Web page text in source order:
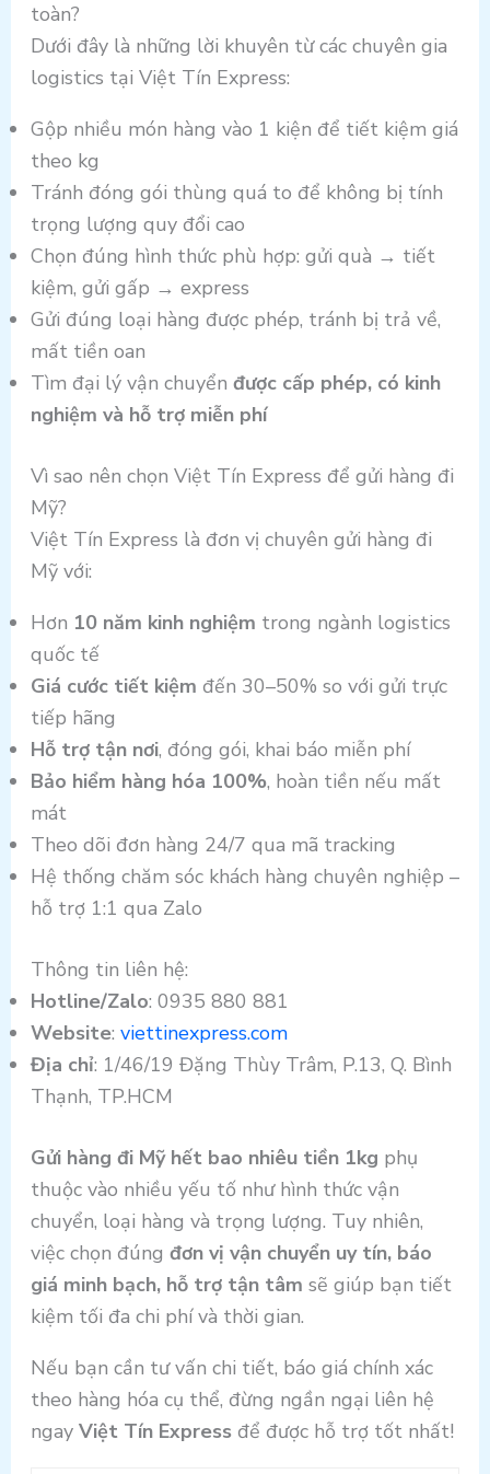
toàn?
Dưới đây là những lời khuyên từ các chuyên gia
logistics tại Việt Tín Express:
Gộp nhiều món hàng vào 1 kiện để tiết kiệm giá
theo kg
Tránh đóng gói thùng quá to để không bị tính
trọng lượng quy đổi cao
Chọn đúng hình thức phù hợp: gửi quà → tiết
kiệm, gửi gấp → express
Gửi đúng loại hàng được phép, tránh bị trả về,
mất tiền oan
Tìm đại lý vận chuyển được cấp phép, có kinh
nghiệm và hỗ trợ miễn phí
Vì sao nên chọn Việt Tín Express để gửi hàng đi
Mỹ?
Việt Tín Express là đơn vị chuyên gửi hàng đi
Mỹ với:
Hơn 10 năm kinh nghiệm trong ngành logistics
quốc tế
Giá cước tiết kiệm đến 30–50% so với gửi trực
tiếp hãng
Hỗ trợ tận nơi, đóng gói, khai báo miễn phí
Bảo hiểm hàng hóa 100%, hoàn tiền nếu mất
mát
Theo dõi đơn hàng 24/7 qua mã tracking
Hệ thống chăm sóc khách hàng chuyên nghiệp –
hỗ trợ 1:1 qua Zalo
Thông tin liên hệ:
Hotline/Zalo: 0935 880 881
Website: viettinexpress.com
Địa chỉ: 1/46/19 Đặng Thùy Trâm, P.13, Q. Bình
Thạnh, TP.HCM
Gửi hàng đi Mỹ hết bao nhiêu tiền 1kg phụ
thuộc vào nhiều yếu tố như hình thức vận
chuyển, loại hàng và trọng lượng. Tuy nhiên,
việc chọn đúng đơn vị vận chuyển uy tín, báo
giá minh bạch, hỗ trợ tận tâm sẽ giúp bạn tiết
kiệm tối đa chi phí và thời gian.
Nếu bạn cần tư vấn chi tiết, báo giá chính xác
theo hàng hóa cụ thể, đừng ngần ngại liên hệ
ngay Việt Tín Expressđể được hỗ trợ tốt nhất!